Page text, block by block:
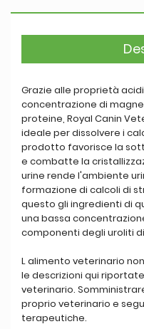
Grazie alle proprietà
concentrazione di
proteine, Royal Canin
ideale per dissolvere i
prodotto favorisce la
e combatte la
urine rende l'ambiente
formazione di calcoli di
questo gli ingredienti di
una bassa
componenti degli uroliti
L alimento veterinario
le descrizioni qui
veterinario.
proprio veterinario e
terapeutiche.